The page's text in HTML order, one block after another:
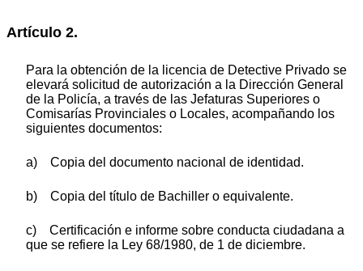
Artículo 2.
Para la obtención de la licencia de Detective Privado se
elevará solicitud de autorización a la Dirección General
de la Policía, a través de las Jefaturas Superiores o
Comisarías Provinciales o Locales, acompañando los
siguientes documentos:
a) Copia del documento nacional de identidad.
b) Copia del título de Bachiller o equivalente.
c) Certificación e informe sobre conducta ciudadana a
que se refiere la Ley 68/1980, de 1 de diciembre.